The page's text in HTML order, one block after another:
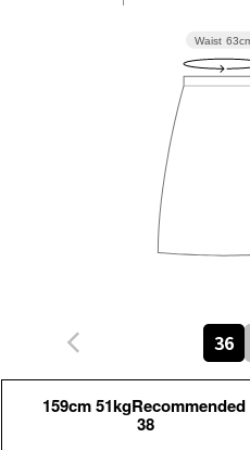
Waist
36
159cm 51kgRecommended
38